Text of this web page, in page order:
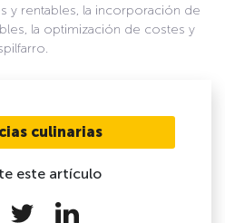
culinarias
este artículo
y rentables, la incorporación de
la optimización de costes y